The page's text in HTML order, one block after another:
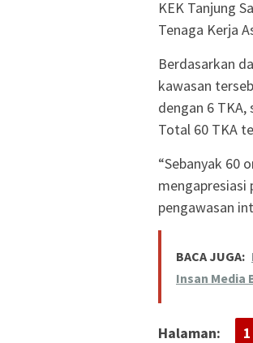
KEK Tanjung
Tenaga Kerja
Berdasarkan
kawasan
dengan 6
Total 60 TKA
“Sebanyak 60
mengapresiasi
pengawasan
BACA JUGA:
Insan Media
Halaman: 1